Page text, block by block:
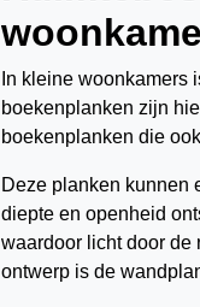
In kleine woonkamers
boekenplanken zijn
boekenplanken die
Deze planken kunnen
diepte en openheid
waardoor licht door de
ontwerp is de